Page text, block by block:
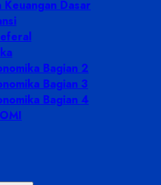
Dasar
Bagian 2
Bagian 3
Bagian 4